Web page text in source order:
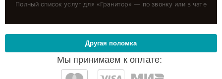
Полный список услуг для «Гранитор» — по звонку или в чате
Мы принимаем к оплате:
Другая поломка